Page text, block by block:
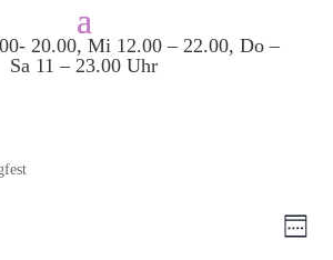
20.00, Mi 12.00 – 22.00, Do –
Sa 11 – 23.00 Uhr
Woche